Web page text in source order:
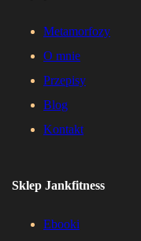
Metamorfozy
O mnie
Przepisy
Blog
Kontakt
Sklep Jankfitness
Ebooki